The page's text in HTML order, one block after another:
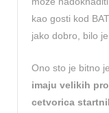
kao gosti kod
jako dobro, bilo je
Ono sto je bitno
imaju velikih
cetvorica